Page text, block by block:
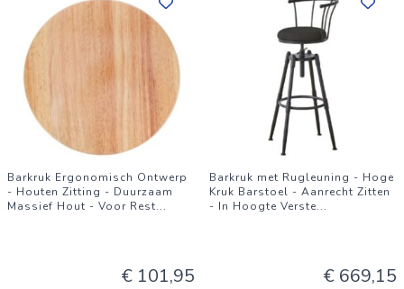
Barkruk Ergonomisch Ontwerp
- Houten Zitting - Duurzaam
Massief Hout - Voor Rest...
€ 101,95
Barkruk met Rugleuning - Hoge
Kruk Barstoel - Aanrecht Zitten
- In Hoogte Verste...
€ 669,15